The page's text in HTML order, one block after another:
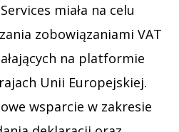
miała na celu
zobowiązaniami VAT
na platformie
Unii Europejskiej.
wsparcie w zakresie